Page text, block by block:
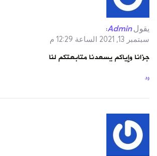
يقول Admin
:
سبتمبر 13, 2021 الساعة 12:29 م
جزانا وإياكم يسعدنا متابعتكم لنا
رد